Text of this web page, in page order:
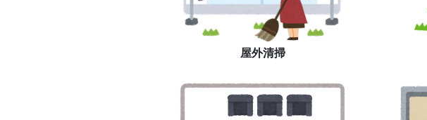
屋外清掃